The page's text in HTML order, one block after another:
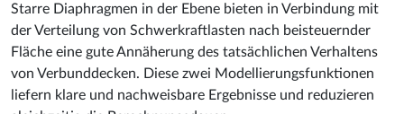
Starre Diaphragmen in der Ebene bieten in Verbindung mit
der Verteilung von Schwerkraftlasten nach beisteuernder
Fläche eine gute Annäherung des tatsächlichen Verhaltens
von Verbunddecken. Diese zwei Modellierungsfunktionen
liefern klare und nachweisbare Ergebnisse und reduzieren